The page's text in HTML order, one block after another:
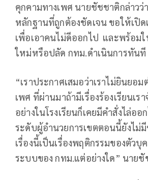
คุกคามทางเพศ นายชัชชาติกล่าว
หลักฐานที่ถูกต้องชัดเจน ขอให้เปิด
เพื่อเอาคนไม่ดีออกไป และพร้อม
ใหม่หรือปลัด กทม.ดำเนินการทันที
“เราประกาศเสมอว่าเราไม่ยินยอ
เพศ ที่ผ่านมาถ้ามีเรื่องร้องเรียนเร
อย่างในโรงเรียนก็เคยมีคำสั่งไล่อ
ระดับผู้อำนวยการเขตตอนนี้ยังไม่
เรื่องนี้เป็นเรื่องพฤติกรรมของตัวบุ
ระบบของ กทม.แต่อย่างใด” นายชั